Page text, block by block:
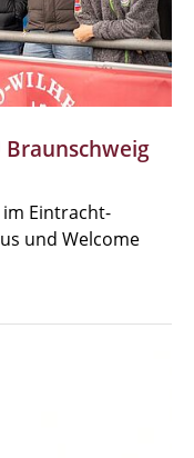
Braunschweig
Eintracht-
und Welcome